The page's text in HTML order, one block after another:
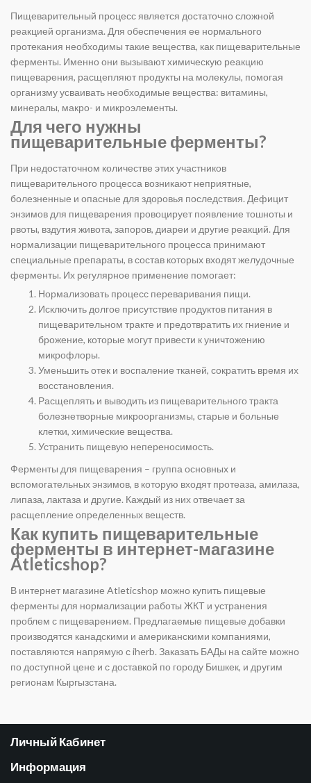
Пищеварительный процесс является достаточно сложной
реакцией организма. Для обеспечения ее нормального
протекания необходимы такие вещества, как пищеварительные
ферменты. Именно они вызывают химическую реакцию
пищеварения, расщепляют продукты на молекулы, помогая
организму усваивать необходимые вещества: витамины,
минералы, макро- и микроэлементы.
Для чего нужны
пищеварительные ферменты?
При недостаточном количестве этих участников
пищеварительного процесса возникают неприятные,
болезненные и опасные для здоровья последствия. Дефицит
энзимов для пищеварения провоцирует появление тошноты и
рвоты, вздутия живота, запоров, диареи и другие реакций. Для
нормализации пищеварительного процесса принимают
специальные препараты, в состав которых входят желудочные
ферменты. Их регулярное применение помогает:
Нормализовать процесс переваривания пищи.
Исключить долгое присутствие продуктов питания в
пищеварительном тракте и предотвратить их гниение и
брожение, которые могут привести к уничтожению
микрофлоры.
Уменьшить отек и воспаление тканей, сократить время их
восстановления.
Расщеплять и выводить из пищеварительного тракта
болезнетворные микроорганизмы, старые и больные
клетки, химические вещества.
Устранить пищевую непереносимость.
Ферменты для пищеварения – группа основных и
вспомогательных энзимов, в которую входят протеаза, амилаза,
липаза, лактаза и другие. Каждый из них отвечает за
расщепление определенных веществ.
Как купить пищеварительные
ферменты в интернет-магазине
Atleticshop?
В интернет магазине Atleticshop можно купить пищевые
ферменты для нормализации работы ЖКТ и устранения
проблем с пищеварением. Предлагаемые пищевые добавки
производятся канадскими и американскими компаниями,
поставляются напрямую с iherb. Заказать БАДы на сайте можно
по доступной цене и с доставкой по городу Бишкек, и другим
регионам Кыргызстана.
Личный Кабинет
Информация